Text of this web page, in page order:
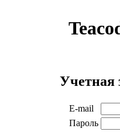
Учетная
E-mail
Пароль